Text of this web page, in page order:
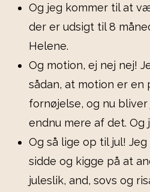
Og jeg kommer til at
der er udsigt til 8
Helene.
Og motion, ej nej nej!
sådan, at motion er en
fornøjelse, og nu
endnu mere af det. Og
Og så lige op til jul!
sidde og kigge på at
juleslik, and, sovs og